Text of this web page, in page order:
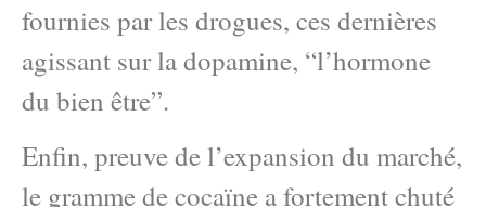
fournies par les drogues, ces dernières
agissant sur la dopamine, “l’hormone
du bien être”.
Enfin, preuve de l’expansion du marché,
le gramme de cocaïne a fortement chuté